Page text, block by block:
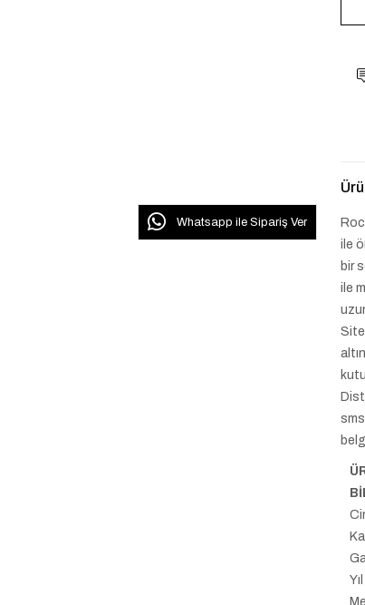
Whatsapp ile Sipariş Ver
ile
bir
ile
Yıl